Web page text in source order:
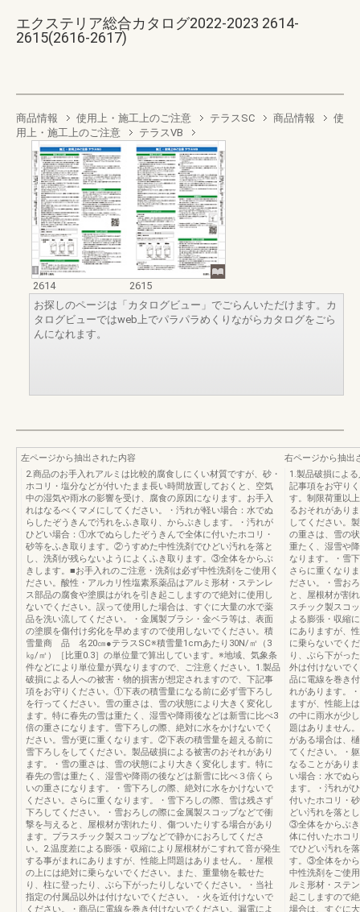
エクステリア総合カタログ2022-2023 2614-
2615(2616-2617)
商品情報 使用上・施工上のご注意 テラスSC 商品情報
使
用上・施工上のご注意
テラスVB
2614
2615
お探しのページは「カタログビュー」でごらんいただけます。カ
タログビューではweb上でパラパラめくりながらカタログをごら
んになれます。
左ページから抽出された内容
2.商品のお手入れアルミは比較的腐食しにくい材質ですが、砂・
ホコリ・塩分などが付いたまま長い時間放置しておくと、空気
中の湿気や雨水の影響を受け、腐食の原因になります。お手入
れはなるべくマメにしてください。・汚れが軽い場合：水でぬ
らしたぞうきんで汚れをふき取り、からぶきします。・汚れが
ひどい場合：①水でぬらしたぞうきんで全体に付いたホコリ・
砂等をふき取ります。②うすめた中性洗剤でひどい汚れを落と
し、洗剤が残らないようによくふき取ります。③全体をからぶ
きします。■お手入れのご注意・洗剤は必ず中性洗剤をご使用く
ださい。酸性・アルカリ性塩素系薬品はアルミ形材・ステンレ
ス部品の腐食や塗膜はがれを引き起こしますので絶対に使用し
ないでください。誤って使用した場合は、すぐに大量の水で薬
品を洗い流してください。・金属製ブラシ・金ベラ等は、表面
の塗膜を傷付け劣化を早めますので使用しないでください。積
雪量商 品 名20㎝●テラスSC※積雪量1cmあたり30N/㎡（3
㎏/㎡）［比重0.3］の単位量で算出しています。※地域、気象条
件などにより単位量が異なりますので、ご注意ください。1.製品
破損による人への被害・物的損害が想定されますので、下記事
項をお守りください。①下表の積雪量になる前に必ず雪下ろし
を行ってください。雪の重さは、雪の状態により大きく変化し
ます。特に春先の雪は重たく、湿雪や降雨後などは新雪に比べ3
倍の重さになります。雪下ろしの際、絶対に水をかけないでく
ださい。雪が更に重くなります。②下表の積雪量を超える前に
雪下ろしをしてください。製品破損による被害のおそれがあり
ます。・雪の重さは、雪の状態により大きく変化します。特に
春先の雪は重たく、湿雪や降雨の後などは新雪に比べ３倍くら
いの重さになります。・雪下ろしの際、絶対に水をかけないで
ください。さらに重くなります。・雪下ろしの際、雪は残さず
下ろしてください。・雪おろしの際に金属製スコップなどで衝
撃を与えると、屋根材が割れたり、傷ついたりする場合があり
ます。プラスチック製スコップなどで静かにおろしてくださ
い。2.温度差による膨張・収縮により屋根材がこすれて音が発生
する事がまれにありますが、性能上問題はありません。・屋根
の上には絶対に乗らないでください。また、重量物を載せた
り、柱に登ったり、ぶら下がったりしないでください。・当社
指定の付属品以外は付けないでください。・火を近付けないで
ください。・商品に電線を巻き付けないでください。漏電によ
右ページから抽出
1.製品破損によ
記事項をお守り
す。制限荷重以
るおそれがあり
してください。
の重さは、雪の
重たく、湿雪や
なります。・雪
さらに重くなり
ださい。・雪お
と、屋根材が割
スチック製スコ
よる膨張・収縮
にありますが、
に乗らないでく
り、ぶら下がっ
外は付けないで
品に電線を巻き
れがあります。
ますが、性能上
の中に雨水が少
題はありません
がある場合は、
てください。・
なることがあり
い場合：水でぬ
ます。・汚れが
付いたホコリ・
どい汚れを落と
③全体をからぶ
体に付いたホコ
でひどい汚れを
す。③全体をか
中性洗剤をご使
ルミ形材・ステ
起こしますので
場合は、すぐに